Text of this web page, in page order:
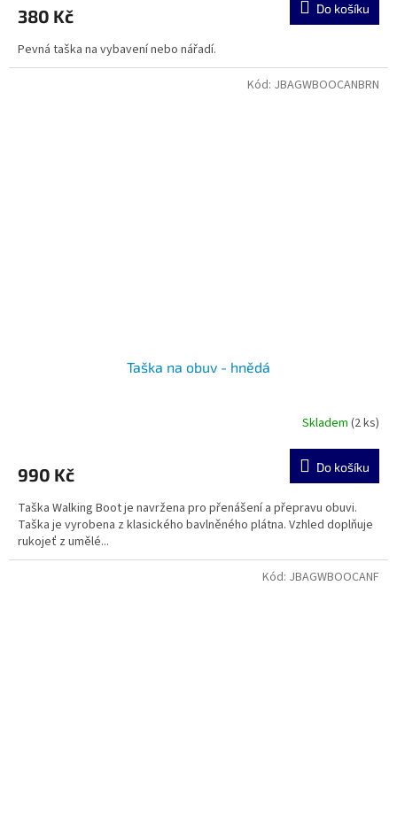
380 Kč Do košíku
Pevná taška na vybavení nebo nářadí.
Taška na obuv - hnědá
Skladem (2 ks)
990 Kč Do košíku
Taška Walking Boot je navržena pro přenášení a přepravu obuvi.
Taška je vyrobena z klasického bavlněného plátna. Vzhled doplňuje
rukojeť z umělé...
Kód: JBAGWBOOCANBRN
Kód: JBAGWBOOCANF